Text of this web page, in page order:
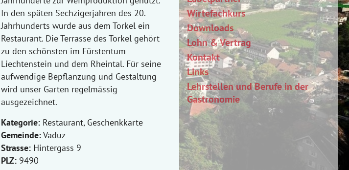
In den späten Sechzigerjahren des 20.
Jahrhunderts wurde aus dem Torkel ein
Restaurant. Die Terrasse des Torkel gehört
zu den schönsten im Fürstentum
Liechtenstein und dem Rheintal. Für seine
aufwendige Bepflanzung und Gestaltung
wird unser Garten regelmässig
ausgezeichnet.
Kategorie:Restaurant, Geschenkkarte
Gemeinde:Vaduz
Strasse:Hintergass 9
PLZ:9490
Wirtefachkurs
Downloads
Lohn & Vertrag
Kontakt
Links
Lehrstellen und Berufe in der
Gastronomie